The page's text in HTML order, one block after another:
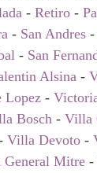
- Retiro -
- San Andres -
- San
Alsina -
Lopez -
Bosch - Villa
Villa Devoto -
Mitre -